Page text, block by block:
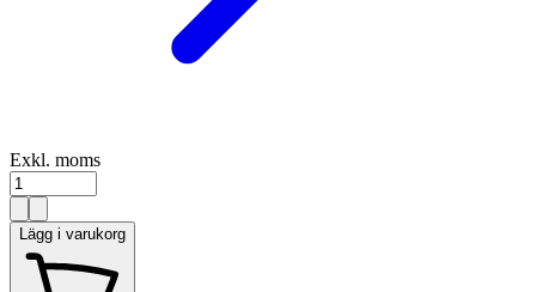
Exkl. moms
Lägg i varukorg